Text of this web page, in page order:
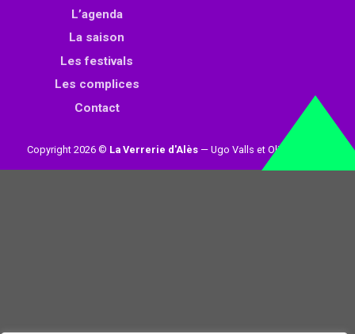
L’agenda
La saison
Les festivals
Les complices
Contact
Copyright 2026 © La Verrerie d'Alès— Ugo Valls et Olivier Loynet